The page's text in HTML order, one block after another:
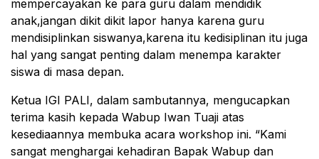
mempercayakan ke para guru dalam mendidik
anak,jangan dikit dikit lapor hanya karena guru
mendisiplinkan siswanya,karena itu kedisiplinan itu juga
hal yang sangat penting dalam menempa karakter
siswa di masa depan.
Ketua IGI PALI, dalam sambutannya, mengucapkan
terima kasih kepada Wabup Iwan Tuaji atas
kesediaannya membuka acara workshop ini. “Kami
sangat menghargai kehadiran Bapak Wabup dan